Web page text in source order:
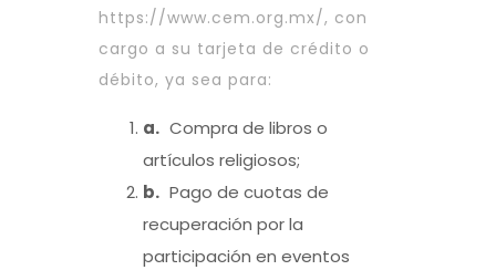
https://www.cem.org.mx/, con
cargo a su tarjeta de crédito o
débito, ya sea para:
a. Compra de libros o
artículos religiosos;
b. Pago de cuotas de
recuperación por la
participación en eventos